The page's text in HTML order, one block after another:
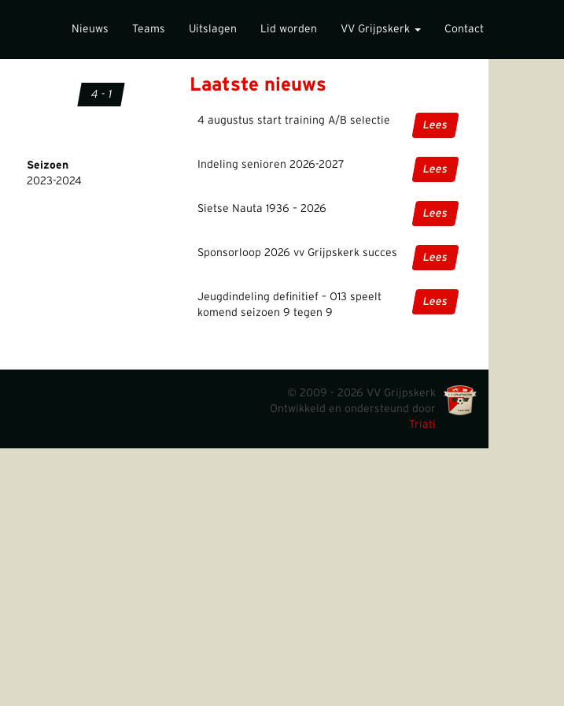
Nieuws Teams Uitslagen Lid worden VV Grijpskerk Contact
4 - 1
Seizoen
2023-2024
Laatste nieuws
4 augustus start training A/B selectie Lees
Indeling senioren 2026-2027 Lees
Sietse Nauta 1936 – 2026 Lees
Sponsorloop 2026 vv Grijpskerk succes Lees
Jeugdindeling definitief – O13 speelt
komend seizoen 9 tegen 9
Lees
© 2009 - 2026 VV Grijpskerk
Ontwikkeld en ondersteund door
Triati